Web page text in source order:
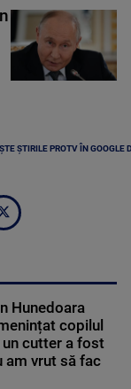
ȘTIRILE PROTV ÎN GOOGLE
Hunedoara
copilul
un cutter a fost
am vrut să fac